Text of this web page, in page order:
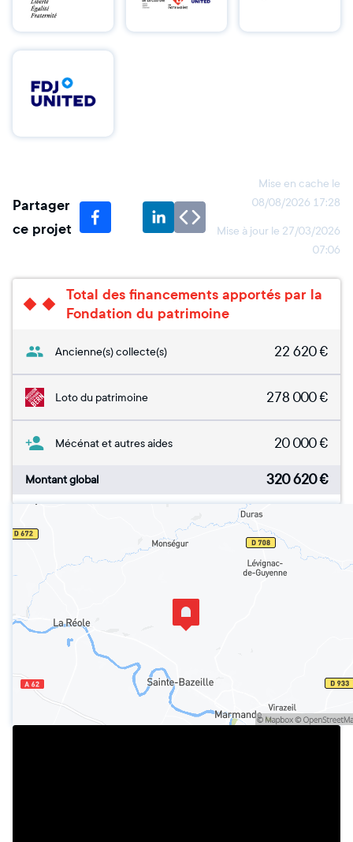
Partager
ce projet
Mise en cache le
08/08/2026 17:28
Mise à jour le 27/03/2026
07:06
Total des financements apportés par la
Fondation du patrimoine
Ancienne(s) collecte(s) 22 620€
Loto du patrimoine 278 000€
Mécénat et autres aides 20 000€
Montant global 320 620€